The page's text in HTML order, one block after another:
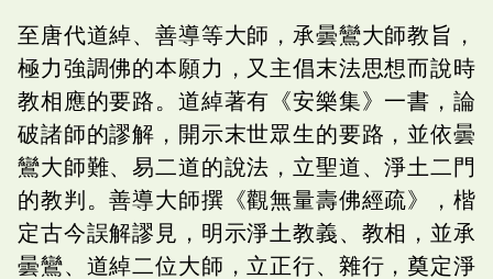
至唐代道綽、善導等大師，承曇鸞大師教旨，
極力強調佛的本願力，又主倡末法思想而說時
教相應的要路。道綽著有《安樂集》一書，論
破諸師的謬解，開示末世眾生的要路，並依曇
鸞大師難、易二道的說法，立聖道、淨土二門
的教判。善導大師撰《觀無量壽佛經疏》，楷
定古今誤解謬見，明示淨土教義、教相，並承
曇鸞、道綽二位大師，立正行、雜行，奠定淨